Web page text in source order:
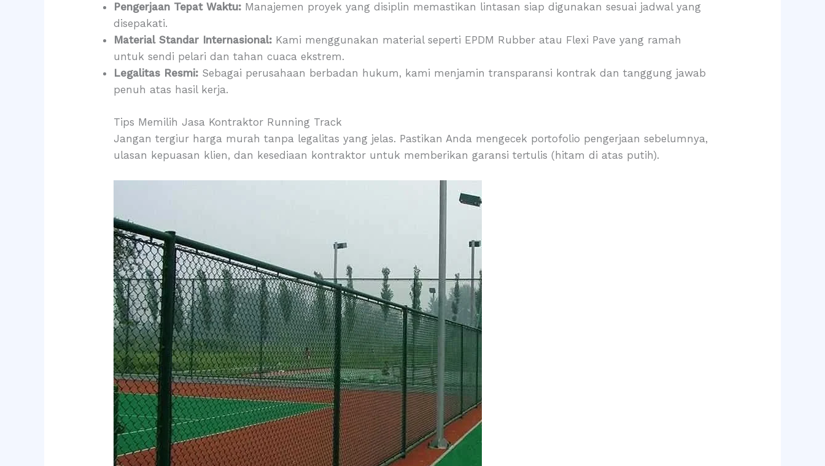
Pengerjaan Tepat Waktu: Manajemen proyek yang disiplin memastikan lintasan siap digunakan sesuai jadwal yang
disepakati.
Material Standar Internasional: Kami menggunakan material seperti EPDM Rubber atau Flexi Pave yang ramah
untuk sendi pelari dan tahan cuaca ekstrem.
Legalitas Resmi: Sebagai perusahaan berbadan hukum, kami menjamin transparansi kontrak dan tanggung jawab
penuh atas hasil kerja.
Tips Memilih Jasa Kontraktor Running Track
Jangan tergiur harga murah tanpa legalitas yang jelas. Pastikan Anda mengecek portofolio pengerjaan sebelumnya,
ulasan kepuasan klien, dan kesediaan kontraktor untuk memberikan garansi tertulis (hitam di atas putih).